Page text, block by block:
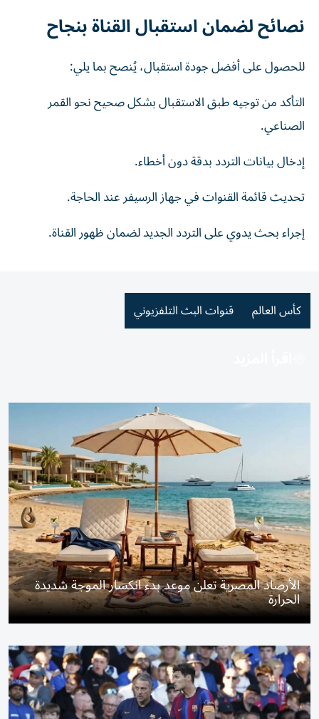
نصائح لضمان استقبال القناة بنجاح
للحصول على أفضل جودة استقبال، يُنصح بما يلي:
التأكد من توجيه طبق الاستقبال بشكل صحيح نحو القمر
الصناعي.
إدخال بيانات التردد بدقة دون أخطاء.
تحديث قائمة القنوات في جهاز الرسيفر عند الحاجة.
إجراء بحث يدوي على التردد الجديد لضمان ظهور القناة.
كأس العالم قنوات البث التلفزيوني
الأرصاد المصرية تعلن موعد بدء انكسار الموجة شديدة
الحرارة